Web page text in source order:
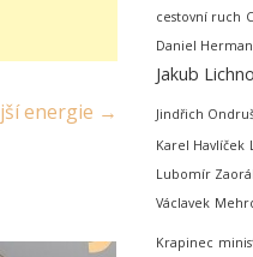
energie →
cestovní ruch
Daniel Herman
Jakub
Jindřich
Karel Havlíček
Lubomír
Václavek
Krapinec